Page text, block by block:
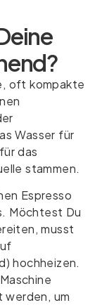
oft kompakte
Wasser für
das
stammen.
Espresso
Möchtest Du
musst
hochheizen.
um